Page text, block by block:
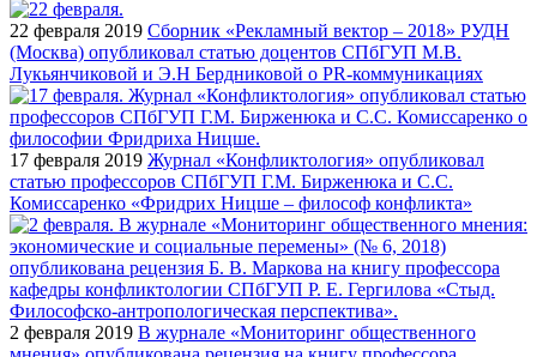
22 февраля 2019 Сборник «Рекламный вектор – 2018» РУДН
(Москва) опубликовал статью доцентов СПбГУП М.В.
Лукьянчиковой и Э.Н Бердниковой о PR-коммуникациях
17 февраля 2019 Журнал «Конфликтология» опубликовал
статью профессоров СПбГУП Г.М. Бирженюка и С.С.
Комиссаренко «Фридрих Ницше – философ конфликта»
2 февраля 2019 В журнале «Мониторинг общественного